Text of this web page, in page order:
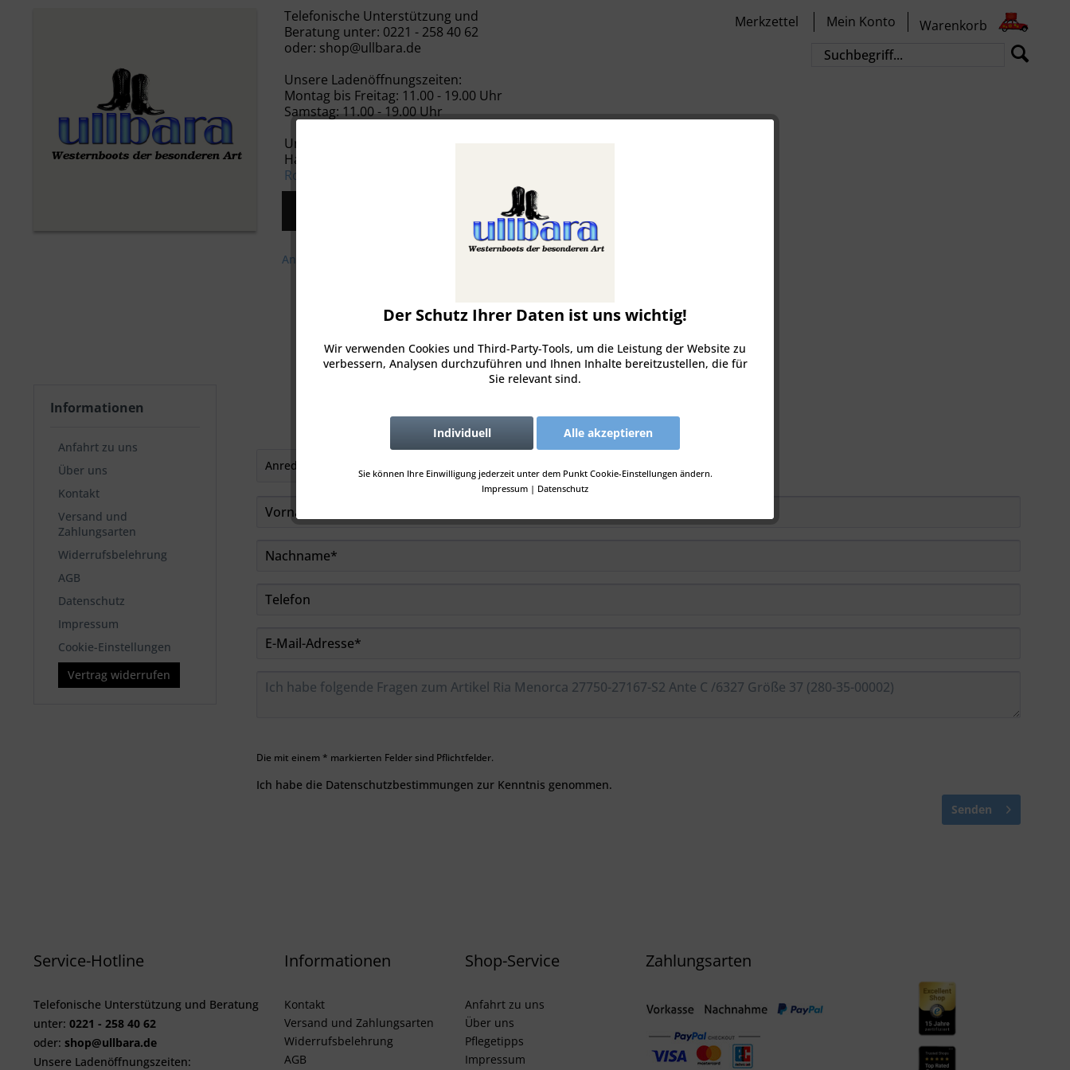
Telefonische Unterstützung und
Beratung unter: 0221 - 258 40 62
oder: shop@ullbara.de
Unsere Ladenöffnungszeiten:
Montag bis Freitag: 11.00 - 19.00 Uhr
Samstag: 11.00 - 19.00 Uhr
Unser Ladengeschäft:
Hahnenstraße 41, 50667 Köln, Deutschland
Route anzeigen
Merkzettel Mein Konto Warenkorb
Gürtel
Der Schutz Ihrer Daten ist uns wichtig!
Wir verwenden Cookies und Third-Party-Tools, um die Leistung der Website zu
verbessern, Analysen durchzuführen und Ihnen Inhalte bereitzustellen, die für
Sie relevant sind.
Individuell Alle akzeptieren
Sie können Ihre Einwilligung jederzeit unter dem Punkt Cookie-Einstellungen ändern.
Impressum | Datenschutz
Anfrage-Formular
Informationen
Anfahrt zu uns
Über uns
Kontakt
Versand und
Zahlungsarten
Widerrufsbelehrung
AGB
Datenschutz
Impressum
Cookie-Einstellungen
Vertrag widerrufen
Die mit einem * markierten Felder sind Pflichtfelder.
Ich habe die Datenschutzbestimmungen zur Kenntnis genommen.
Senden
Service-Hotline
Telefonische Unterstützung und Beratung
unter: 0221 - 258 40 62
oder: shop@ullbara.de
Unsere Ladenöffnungszeiten:
Informationen
Kontakt
Versand und Zahlungsarten
Widerrufsbelehrung
AGB
Shop-Service
Anfahrt zu uns
Über uns
Pflegetipps
Impressum
Zahlungsarten